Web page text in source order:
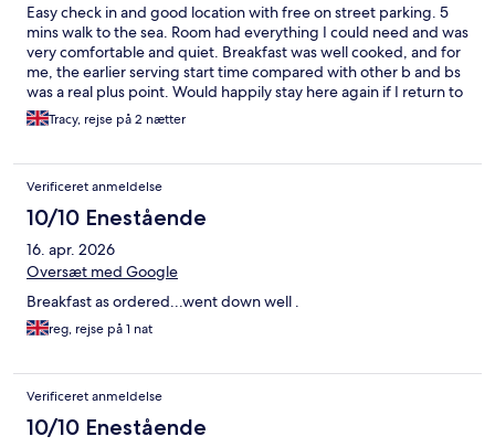
Easy check in and good location with free on street parking. 5
mins walk to the sea. Room had everything I could need and was
very comfortable and quiet. Breakfast was well cooked, and for
me, the earlier serving start time compared with other b and bs
was a real plus point. Would happily stay here again if I return to
the area.
Tracy, rejse på 2 nætter
Verificeret anmeldelse
10/10 Enestående
16. apr. 2026
Oversæt med Google
Breakfast as ordered...went down well .
reg, rejse på 1 nat
Verificeret anmeldelse
10/10 Enestående